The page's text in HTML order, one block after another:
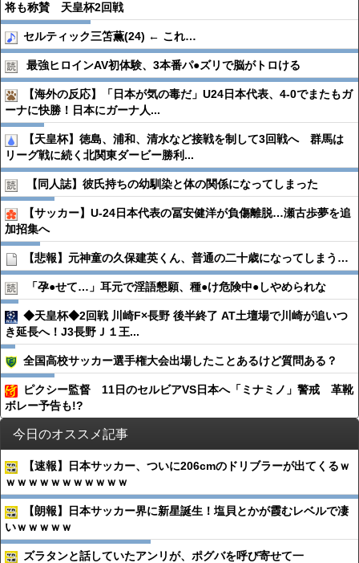
将も称賛 天皇杯2回戦
セルティック三笘薫(24) ← これ…
最強ヒロインAV初体験、3本番パ●︎ズリで脳がトロける
【海外の反応】「日本が気の毒だ」U24日本代表、4-0でまたもガ
ーナに快勝！日本にガーナ人...
【天皇杯】徳島、浦和、清水など接戦を制して3回戦へ 群馬は
リーグ戦に続く北関東ダービー勝利...
【同人誌】彼氏持ちの幼馴染と体の関係になってしまった
【サッカー】U-24日本代表の冨安健洋が負傷離脱…瀬古歩夢を追
加招集へ
【悲報】元神童の久保建英くん、普通の二十歳になってしまう…
「孕●︎せて…」耳元で淫語懇願、種●︎け危険中●︎しやめられな
◆天皇杯◆2回戦 川崎F×長野 後半終了 AT土壇場で川崎が追いつ
き延長へ！J3長野Ｊ１王...
全国高校サッカー選手権大会出場したことあるけど質問ある？
ピクシー監督 11日のセルビアVS日本へ「ミナミノ」警戒 革靴
ボレー予告も!?
今日のオススメ記事
【速報】日本サッカー、ついに206cmのドリブラーが出てくるｗ
ｗｗｗｗｗｗｗｗｗｗｗ
【朗報】日本サッカー界に新星誕生！塩貝とかが霞むレベルで凄
いｗｗｗｗｗ
ズラタンと話していたアンリが、ポグバを呼び寄せて一